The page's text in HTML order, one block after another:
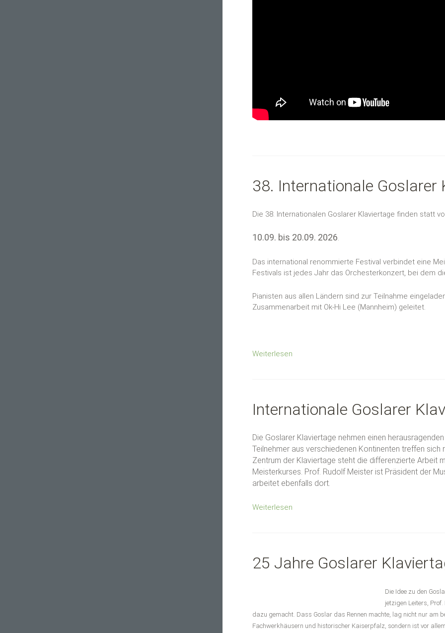
38. Internationale Goslarer
Die 38. Internationalen Goslarer Klaviertage finden statt
10.09. bis 20.09. 2026.
Das international renommierte Festival verbindet eine
Festivals ist jedes Jahr das Orchesterkonzert, bei dem
Pianisten aus allen Ländern sind zur Teilnahme
Zusammenarbeit mit Ok-Hi Lee (Mannheim) geleitet.
Weiterlesen
Internationale Goslarer
Die Goslarer Klaviertage nehmen einen
Teilnehmer aus verschiedenen Kontinenten treffen
Zentrum der Klaviertage steht die differenzierte Arbeit
Meisterkurses. Prof. Rudolf Meister ist Präsident der
arbeitet ebenfalls dort.
Weiterlesen
25 Jahre Goslarer
Die Idee zu den
jetzigen Leiters,
dazu gemacht. Dass Goslar das Rennen machte, lag nicht nur am
Fachwerkhäusern und historischer Kaiserpfalz, sondern ist vor